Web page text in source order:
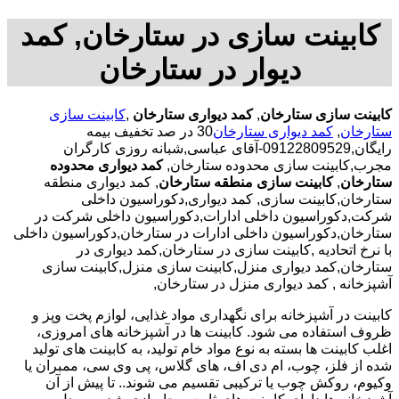
کابینت سازی در ستارخان, کمد
دیوار در ستارخان
کابینت سازی ستارخان,کمد دیواری ستارخان ,کابینت سازی
ستارخان, کمد دیواری ستارخان
30 در صد تخفیف بیمه
رایگان,09122809529-آقای عباسی,شبانه روزی کارگران
مجرب,کابینت سازی محدوده ستارخان,کمد دیواری محدوده
ستارخان, کابینت سازی منطقه ستارخان, کمد دیواری منطقه
ستارخان,کابینت سازی, کمد دیواری,دکوراسیون داخلی
شرکت,دکوراسیون داخلی ادارات,دکوراسیون داخلی شرکت در
ستارخان,دکوراسیون داخلی ادارات در ستارخان,دکوراسیون داخلی
با نرخ اتحادیه ,کابینت سازی در ستارخان,کمد دیواری در
ستارخان,کمد دیواری منزل,کابینت سازی منزل,کابینت سازی
آشپزخانه , کمد دیواری منزل در ستارخان,
کابینت در آشپزخانه برای نگهداری مواد غذایی، لوازم پخت وپز و
ظروف استفاده می شود. کابینت ها در آشپزخانه های امروزی،
اغلب کابینت ها بسته به نوع مواد خام تولید، به کابینت های تولید
شده از فلز، چوب، ام دی اف، های گلاس، پی وی سی، ممبران یا
وکیوم، روکش چوب یا ترکیبی تقسیم می شوند.. تا پیش از آن